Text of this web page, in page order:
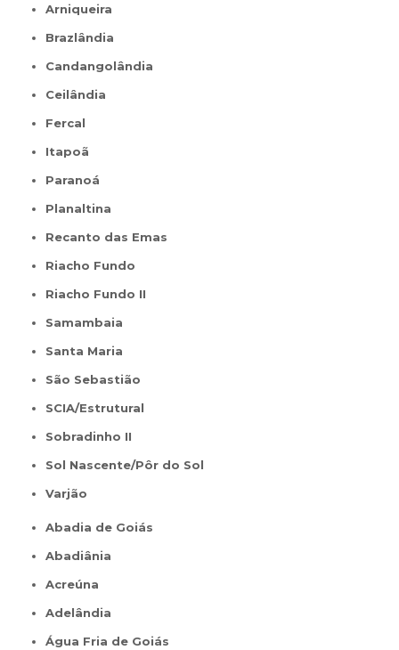
Arniqueira
Brazlândia
Candangolândia
Ceilândia
Fercal
Itapoã
Paranoá
Planaltina
Recanto das Emas
Riacho Fundo
Riacho Fundo II
Samambaia
Santa Maria
São Sebastião
SCIA/Estrutural
Sobradinho II
Sol Nascente/Pôr do Sol
Varjão
Abadia de Goiás
Abadiânia
Acreúna
Adelândia
Água Fria de Goiás